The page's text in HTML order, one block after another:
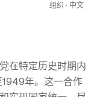
组织 · 中文
在特定历史时期内
年。这一合作